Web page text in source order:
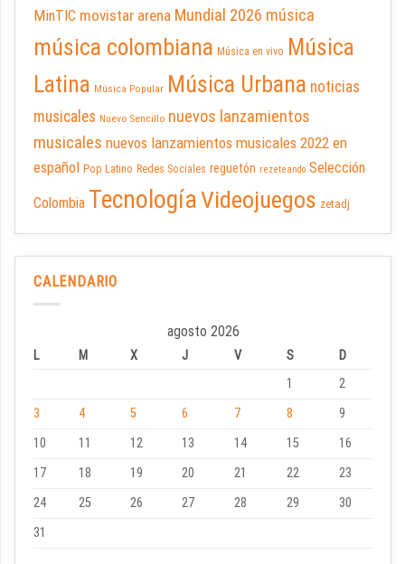
MinTIC movistar arena Mundial 2026 música
música colombiana Música en vivo Música
Latina Música Popular Música Urbana noticias
musicales Nuevo Sencillo nuevos lanzamientos
musicales nuevos lanzamientos musicales 2022 en
español Pop Latino Redes Sociales reguetón rezeteando Selección
Colombia TecnologíaVideojuegos zetadj
CALENDARIO
agosto 2026
L M X J V S
D
1
2
3
4 5 6 7 8
9
10
11 12 13 14 15
16
17
18 19 20 21 22
23
24
25 26 27 28 29
30
31